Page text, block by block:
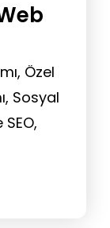
Özel
Sosyal